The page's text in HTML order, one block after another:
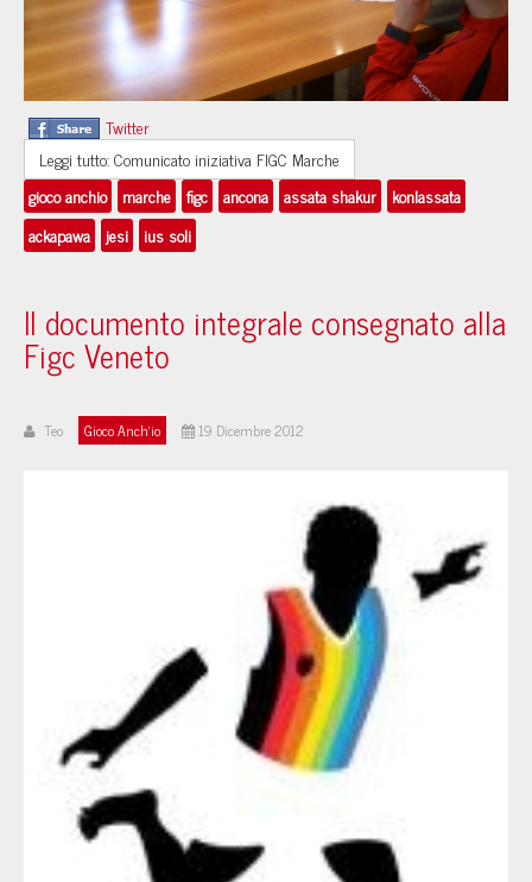
Twitter
Leggi tutto: Comunicato iniziativa FIGC Marche
gioco anchio
marche figc ancona assata shakur
konlassata
ackapawa jesi ius soli
Il documento integrale consegnato alla
Figc Veneto
Teo Gioco Anch'io 19 Dicembre 2012